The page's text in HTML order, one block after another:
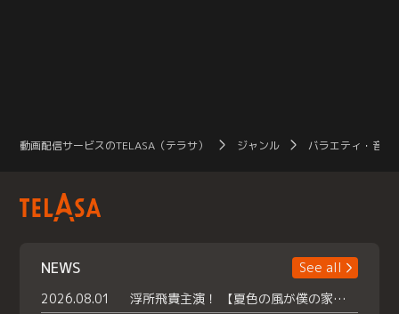
動画配信サービスのTELASA（テラサ） ジャンル バラエティ・音楽
NEWS
See all
2026.08.01
浮所飛貴主演！ 【夏色の風が僕の家にやってきた】 本日よりテラサで独占配信スタート！